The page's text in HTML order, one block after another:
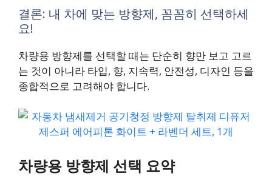
결론: 내 차에 맞는 방향제, 꼼꼼히 선택하세
요!
차량용 방향제를 선택할 때는 단순히 향만 보고 고르
는 것이 아니라 타입, 향, 지속력, 안전성, 디자인 등을
종합적으로 고려해야 합니다.
차량용 방향제 선택 요약